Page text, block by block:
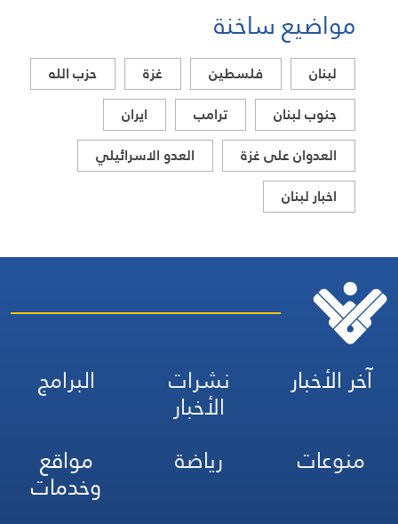
مواضيع ساخنة
لبنان فلسطين غزة
حزب الله
جنوب لبنان
ترامب
ايران
العدوان على غزة
العدو الاسرائيلي
اخبار لبنان
آخر الأخبار نشرات
الأخبار
البرامج
منوعات
رياضة مواقع
وخدمات